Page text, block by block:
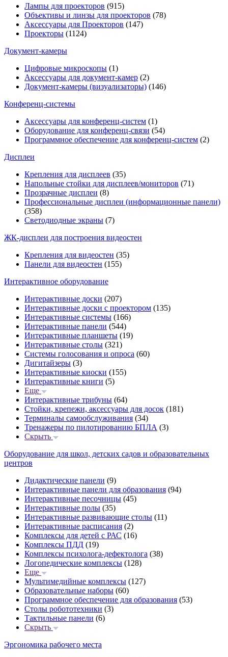
Лампы для проекторов (915)
Объективы и линзы для проекторов (78)
Аксессуары для Проекторов (147)
Проекторы (1124)
Документ-камеры
Цифровые микроскопы (1)
Аксессуары для документ-камер (2)
Документ-камеры (визуализаторы) (146)
Конференц-системы
Аксессуары для конференц-систем (1)
Оборудование для конференц-связи (54)
Программное обеспечение для конференц-систем (2)
Дисплеи
Крепления для дисплеев (35)
Напольные стойки для дисплеев/мониторов (71)
Прозрачные дисплеи (8)
Профессиональные дисплеи (информационные панели)
(358)
Светодиодные экраны (7)
ЖК-дисплеи для построения видеостен
Крепления для видеостен (35)
Панели для видеостен (155)
Интерактивное оборудование
Интерактивные доски (207)
Интерактивные доски с проектором (135)
Интерактивные системы (166)
Интерактивные панели (544)
Интерактивные планшеты (19)
Интерактивные столы (321)
Системы голосования и опроса (60)
Дигитайзеры (3)
Интерактивные киоски (155)
Интерактивные книги (5)
Еще
Интерактивные трибуны (64)
Стойки, крепежи, аксессуары для досок (181)
Терминалы самообслуживания (34)
Тренажеры по пилотированию БПЛА (3)
Скрыть
Оборудование для школ, детских садов и образовательных
центров
Дидактические панели (9)
Интерактивные панели для образования (94)
Интерактивные песочницы (45)
Интерактивные полы (35)
Интерактивные развивающие столы (11)
Интерактивные расписания (2)
Комплексы для детей с РАС (16)
Комплексы ПДД (19)
Комплексы психолога-дефектолога (38)
Логопедические комплексы (128)
Еще
Мультимедийные комплексы (127)
Образовательные наборы (60)
Программное обеспечение для образования (53)
Столы робототехники (3)
Тактильные панели (6)
Скрыть
Эргономика рабочего места